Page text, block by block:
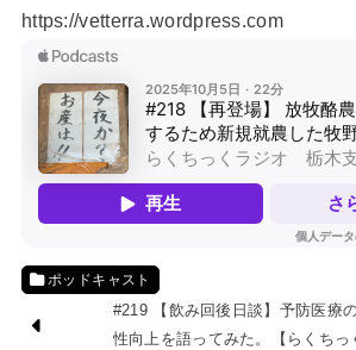
https://vetterra.wordpress.com
ポッドキャスト
#219 【飲み回後日談】予防医療
性向上を語ってみた。【らくちっ